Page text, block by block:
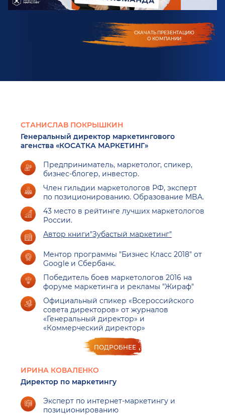
СКАЧАТЬ ПРЕЗЕНТАЦИЮ
О КОМПАНИИ
СТАНИСЛАВ ПОКРЫШКИН
Генеральный директор маркетингового
агенства «КОСАТКА МАРКЕТИНГ»
Предприниматель, маркетолог, спикер,
бизнес-блогер, инвестор.
Член гильдии маркетологов РФ, эксперт
по позиционированию. Образование MBA.
43 место в рейтинге лучших маркетологов
России.
Автор книги"Зубастый маркетинг"
Ментор программы "Бизнес Класс 2018" от
Google и Сбербанк.
Победитель боев маркетологов 2016 на
форуме маркетинга и рекламы "Жираф"
Официальный спикер «Всероссийского
совета директоров» от журналов
«Генеральный директор» и
«Коммерческий директор»
ПОДРОБНЕЕ
ИРИНА КОВАЛЕНКО
Директор по маркетингу
Эксперт по интернет-маркетингу и
позиционированию